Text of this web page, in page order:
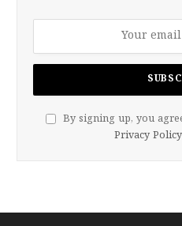
By signing up, you
Privacy Policy